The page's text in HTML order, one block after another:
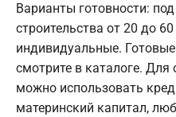
Варианты готовности:
строительства от 20 до
индивидуальные.
смотрите в каталоге. Для
можно использовать
материнский капитал,